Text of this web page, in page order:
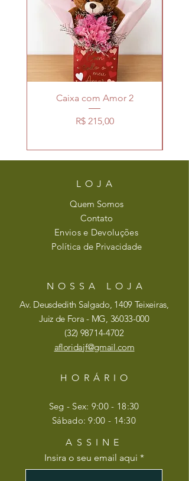
Caixa com Amor 2
Preço
R$ 215,00
LOJA
Quem Somos
Contato
Envios e Devoluções
Política de Privacidade
NOSSA LOJA
Av. Deusdedith Salgado, 1409 Teixeiras,
Juiz de Fora - MG, 36033-000
(32) 98714-4702
afloridajf@gmail.com
HORÁRIO
Seg - Sex: 9:00 - 18:30
​​Sábado: 9:00 - 14:30
ASSINE
Insira o seu email aqui